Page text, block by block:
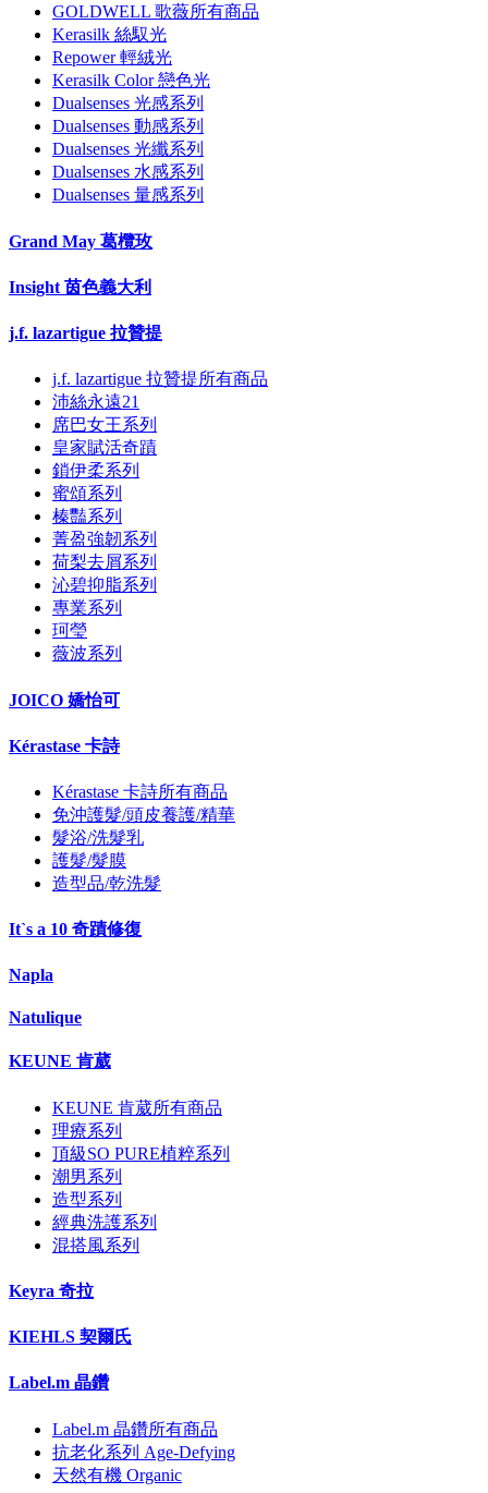
GOLDWELL 歌薇所有商品
Kerasilk 絲馭光
Repower 輕絨光
Kerasilk Color 戀色光
Dualsenses 光感系列
Dualsenses 動感系列
Dualsenses 光纖系列
Dualsenses 水感系列
Dualsenses 量感系列
Grand May 葛欖玫
Insight 茵色義大利
j.f. lazartigue 拉贊提
j.f. lazartigue 拉贊提所有商品
沛絲永遠21
席巴女王系列
皇家賦活奇蹟
鎖伊柔系列
蜜頌系列
榛豔系列
菁盈強韌系列
荷梨去屑系列
沁碧抑脂系列
專業系列
珂瑩
薇波系列
JOICO 嬌怡可
Kérastase 卡詩
Kérastase 卡詩所有商品
免沖護髮/頭皮養護/精華
髮浴/洗髮乳
護髮/髮膜
造型品/乾洗髮
It`s a 10 奇蹟修復
Napla
Natulique
KEUNE 肯葳
KEUNE 肯葳所有商品
理療系列
頂級SO PURE植粹系列
潮男系列
造型系列
經典洗護系列
混搭風系列
Keyra 奇拉
KIEHLS 契爾氏
Label.m 晶鑽
Label.m 晶鑽所有商品
抗老化系列 Age-Defying
天然有機 Organic